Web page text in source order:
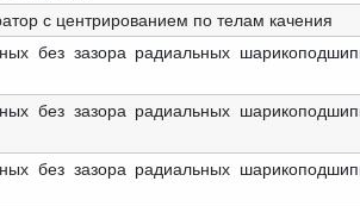
с центрированием по телам качения
без зазора радиальных
без зазора радиальных
без зазора радиальных